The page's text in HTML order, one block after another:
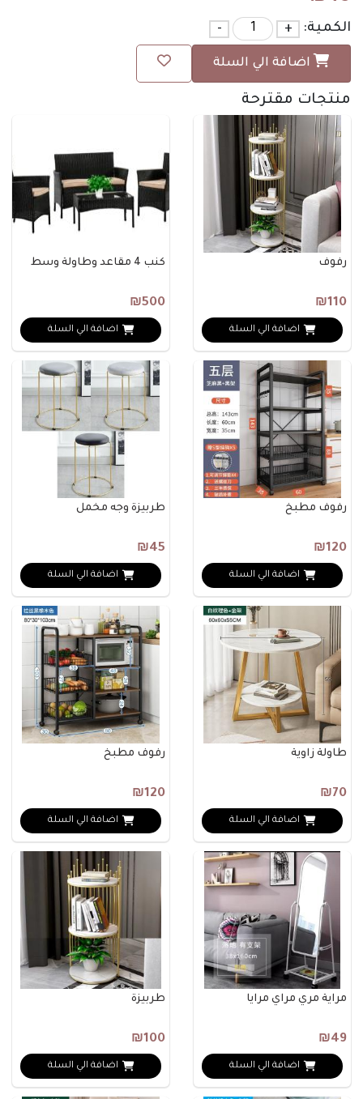
الكمية: +
-
اضافة الي السلة
منتجات مقترحة
رفوف
₪110
اضافة الي السلة
كنب 4 مقاعد وطاولة وسط
₪500
اضافة الي السلة
رفوف مطبخ
₪120
اضافة الي السلة
طربيزة وجه مخمل
₪45
اضافة الي السلة
طاولة زاوية
₪70
اضافة الي السلة
رفوف مطبخ
₪120
اضافة الي السلة
مراية مري مراي مرايا
₪49
اضافة الي السلة
طربيزة
₪100
اضافة الي السلة